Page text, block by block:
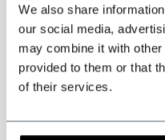
We also share
our social media,
may combine it with
provided to them or that
of their services.
lassen Sie sich von einem